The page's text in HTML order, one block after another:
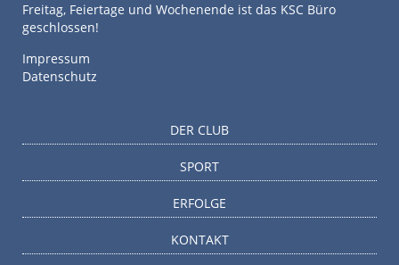
Freitag, Feiertage und Wochenende ist das KSC Büro
geschlossen!
Impressum
Datenschutz
DER CLUB
SPORT
ERFOLGE
KONTAKT